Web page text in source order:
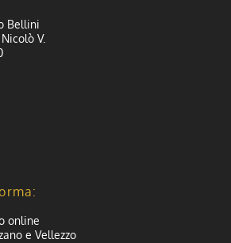
Bellini
V.
online
e Vellezzo